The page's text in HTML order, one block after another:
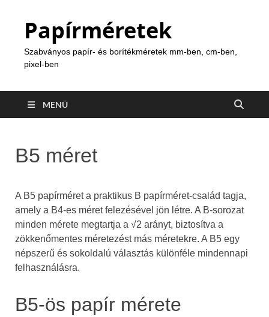
Papírméretek
Szabványos papír- és borítékméretek mm-ben, cm-ben,
pixel-ben
MENÜ
B5 méret
A B5 papírméret a praktikus B papírméret-család tagja,
amely a B4-es méret felezésével jön létre. A B-sorozat
minden mérete megtartja a √2​ arányt, biztosítva a
zökkenőmentes méretezést más méretekre. A B5 egy
népszerű és sokoldalú választás különféle mindennapi
felhasználásra.
B5-ös papír mérete